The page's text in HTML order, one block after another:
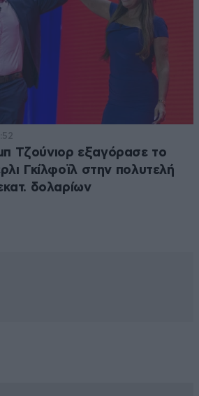
Τζούνιορ εξαγόρασε το
Γκίλφοϊλ στην πολυτελή
δολαρίων